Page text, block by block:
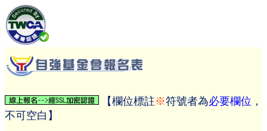
【欄位標註※符號者為必要欄位 ，
不可空白】